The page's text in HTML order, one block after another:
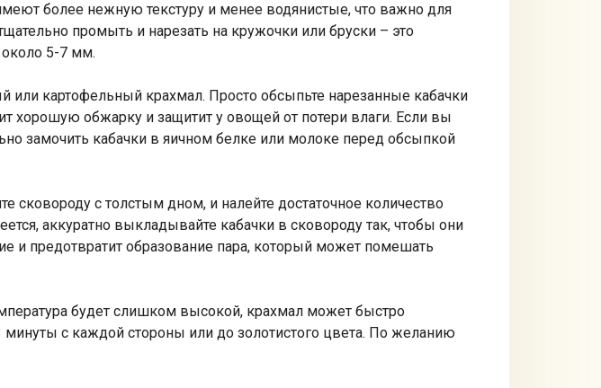
более нежную текстуру и менее водянистые, что важно для
промыть и нарезать на кружочки или бруски – это
около 5-7 мм.
или картофельный крахмал. Просто обсыпьте нарезанные кабачки
хорошую обжарку и защитит у овощей от потери влаги. Если вы
замочить кабачки в яичном белке или молоке перед обсыпкой
с толстым дном, и налейте достаточное количество
аккуратно выкладывайте кабачки в сковороду так, чтобы они
и предотвратит образование пара, который может помешать
будет слишком высокой, крахмал может быстро
минуты с каждой стороны или до золотистого цвета. По желанию